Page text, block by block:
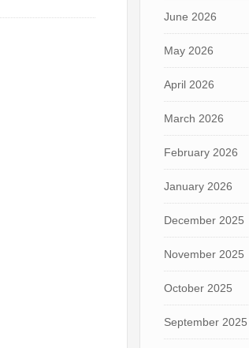
June 2026
May 2026
April 2026
March 2026
February 2026
January 2026
December 2025
November 2025
October 2025
September 2025